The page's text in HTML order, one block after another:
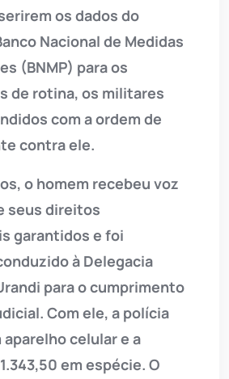
os dados do
Nacional de Medidas
(BNMP) para os
de rotina, os militares
com a ordem de
contra ele.
o homem recebeu voz
seus direitos
garantidos e foi
à Delegacia
para o cumprimento
Com ele, a polícia
celular e a
em espécie. O